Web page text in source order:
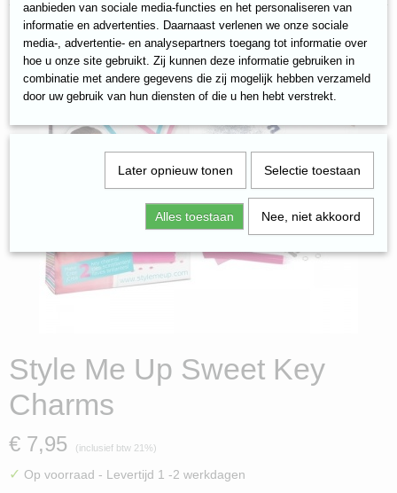
Style Me Up Sweet Key
Charms
€ 7,95 (inclusief btw 21%)
✓ Op voorraad - Levertijd 1 -2 werkdagen
aanbieden van sociale media-functies en het personaliseren van
informatie en advertenties. Daarnaast verlenen we onze sociale
media-, advertentie- en analysepartners toegang tot informatie over
hoe u onze site gebruikt. Zij kunnen deze informatie gebruiken in
combinatie met andere gegevens die zij mogelijk hebben verzameld
door uw gebruik van hun diensten of die u hen hebt verstrekt.
Later opnieuw tonen Selectie toestaan
Alles toestaan Nee, niet akkoord